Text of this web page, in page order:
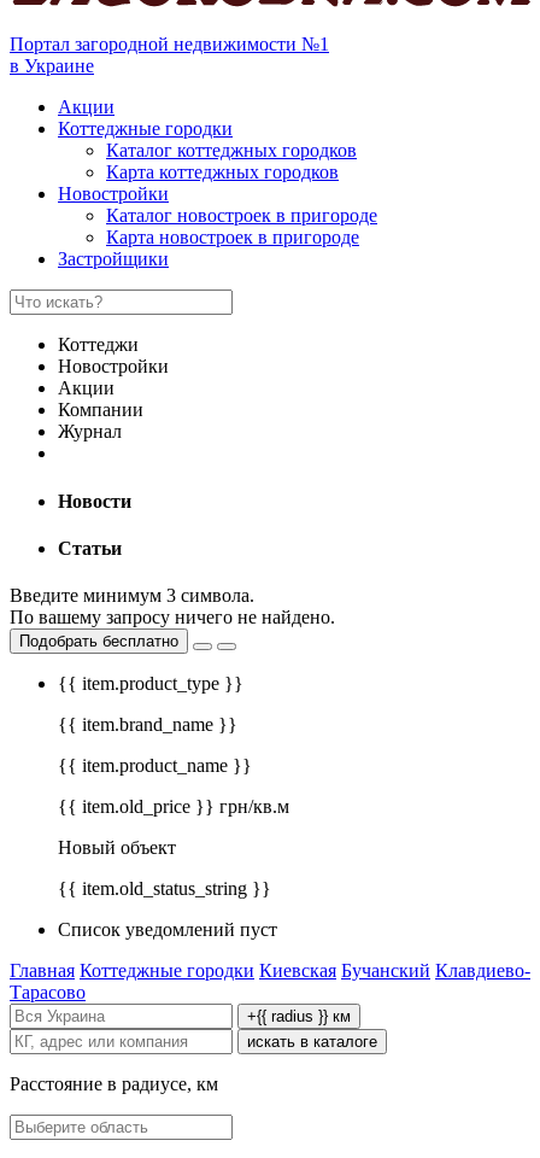
Портал загородной недвижимости №1
в Украине
Акции
Коттеджные городки
Каталог коттеджных городков
Карта коттеджных городков
Новостройки
Каталог новостроек в пригороде
Карта новостроек в пригороде
Застройщики
Коттеджи
Новостройки
Акции
Компании
Журнал
Новости
Статьи
Введите минимум 3 символа.
По вашему запросу ничего не найдено.
Подобрать бесплатно
{{ item.product_type }}
{{ item.brand_name }}
{{ item.product_name }}
{{ item.old_price }} грн/кв.м
Новый объект
{{ item.old_status_string }}
Список уведомлений пуст
Главная Коттеджные городки Киевская Бучанский Клавдиево-
Тарасово
+{{ radius }} км
искать в каталоге
Расстояние в радиусе, км